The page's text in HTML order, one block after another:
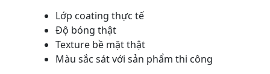
Lớp coating thực tế
Độ bóng thật
Texture bề mặt thật
Màu sắc sát với sản phẩm thi công